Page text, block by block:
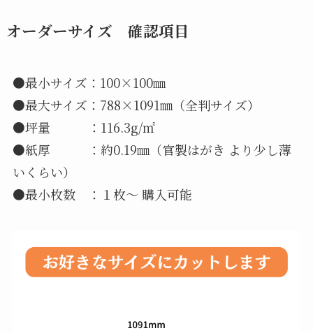
オーダーサイズ 確認項目
●最小サイズ：100×100㎜
●最大サイズ：788×1091㎜（全判サイズ）
●坪量 ：116.3g/㎡
●紙厚 ：約0.19㎜（官製はがき より少し薄
いくらい）
●最小枚数 ：１枚～ 購入可能